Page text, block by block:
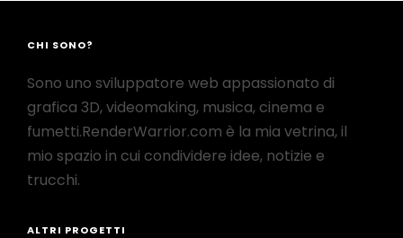
CHI SONO?
Sono uno sviluppatore web appassionato di
grafica 3D, videomaking, musica, cinema e
fumetti.RenderWarrior.com è la mia vetrina, il
mio spazio in cui condividere idee, notizie e
trucchi.
ALTRI PROGETTI